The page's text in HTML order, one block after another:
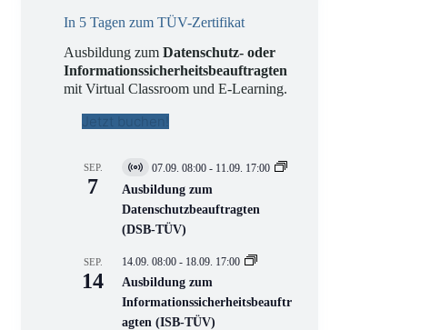
In 5 Tagen zum TÜV-Zertifikat
Ausbildung zumDatenschutz- oder
Informationssicherheitsbeauftragten
mit Virtual Classroom und E-Learning.
Jetzt buchen!
SEP.
7
V
i
t
u
l
V
e
r
07.09. 08:00 - 11.09. 17:00
Ausbildung zum
Datenschutzbeauftragten
(DSB-TÜV)
SEP.
14
14.09. 08:00 - 18.09. 17:00
Ausbildung zum
Informationssicherheitsbeauftr
agten (ISB-TÜV)